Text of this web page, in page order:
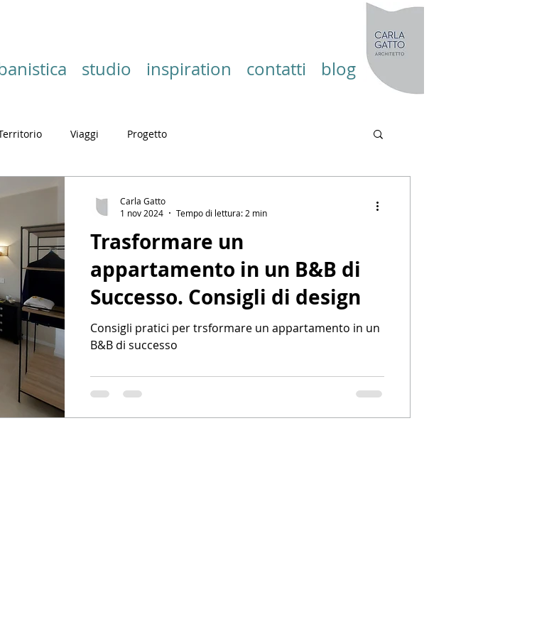
studio inspiration contatti blog
Viaggi Progetto
Trasformare un
appartamento in un B&B di
Successo. Consigli di design
Consigli pratici per trsformare un appartamento in un
B&B di successo
Carla Gatto
1 nov 2024
Tempo di lettura: 2 min